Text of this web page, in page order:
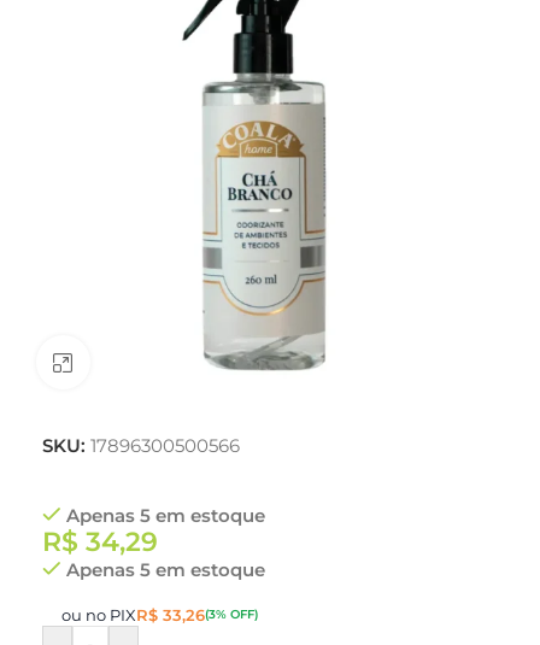
Clique para ampliar
SKU: 17896300500566
Apenas 5 em estoque
R$ 34,29
Apenas 5 em estoque
ou no PIXR$ 33,26(3% OFF)